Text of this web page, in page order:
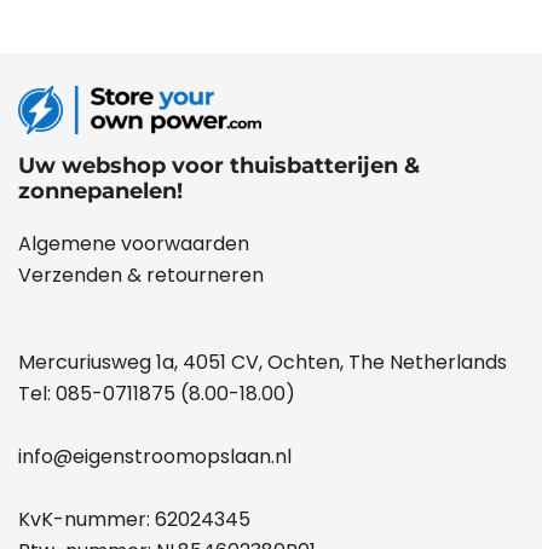
Uw webshop voor thuisbatterijen &
zonnepanelen!
Algemene voorwaarden
Verzenden & retourneren
Mercuriusweg 1a, 4051 CV, Ochten, The Netherlands
Tel: 085-0711875 (8.00-18.00)
info@eigenstroomopslaan.nl
KvK-nummer: 62024345